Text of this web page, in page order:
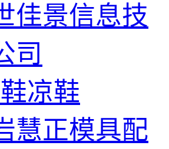
佳景信息技
司
凉鞋
慧正模具配